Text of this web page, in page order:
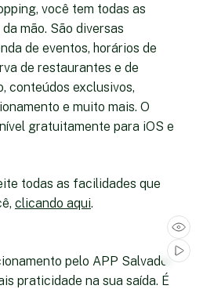
você tem todas as
mão. São diversas
de eventos, horários de
de restaurantes e de
conteúdos exclusivos,
e muito mais. O
gratuitamente para iOS e
todas as facilidades que
clicando aqui.
pelo APP Salvador
praticidade na sua saída. É